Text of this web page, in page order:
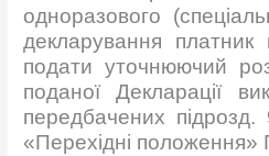
одноразового
декларування платник
подати уточнюючий
поданої Декларації
передбачених
«Перехідні положення»